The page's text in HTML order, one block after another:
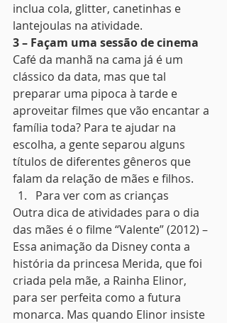
inclua cola, glitter, canetinhas e
lantejoulas na atividade.
3 – Façam uma sessão de cinema
Café da manhã na cama já é um
clássico da data, mas que tal
preparar uma pipoca à tarde e
aproveitar filmes que vão encantar a
família toda? Para te ajudar na
escolha, a gente separou alguns
títulos de diferentes gêneros que
falam da relação de mães e filhos.
Para ver com as crianças
Outra dica de atividades para o dia
das mães é o filme “Valente” (2012) –
Essa animação da Disney conta a
história da princesa Merida, que foi
criada pela mãe, a Rainha Elinor,
para ser perfeita como a futura
monarca. Mas quando Elinor insiste